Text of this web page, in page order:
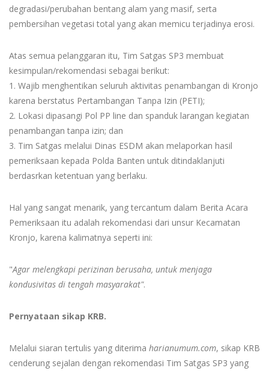
degradasi/perubahan bentang alam yang masif, serta
pembersihan vegetasi total yang akan memicu terjadinya erosi.
Atas semua pelanggaran itu, Tim Satgas SP3 membuat
kesimpulan/rekomendasi sebagai berikut:
1. Wajib menghentikan seluruh aktivitas penambangan di Kronjo
karena berstatus Pertambangan Tanpa Izin (PETI);
2. Lokasi dipasangi Pol PP line dan spanduk larangan kegiatan
penambangan tanpa izin; dan
3. Tim Satgas melalui Dinas ESDM akan melaporkan hasil
pemeriksaan kepada Polda Banten untuk ditindaklanjuti
berdasrkan ketentuan yang berlaku.
Hal yang sangat menarik, yang tercantum dalam Berita Acara
Pemeriksaan itu adalah rekomendasi dari unsur Kecamatan
Kronjo, karena kalimatnya seperti ini:
"Agar melengkapi perizinan berusaha, untuk menjaga
kondusivitas di tengah masyarakat".
Pernyataan sikap KRB.
Melalui siaran tertulis yang diterima harianumum.com, sikap KRB
cenderung sejalan dengan rekomendasi Tim Satgas SP3 yang